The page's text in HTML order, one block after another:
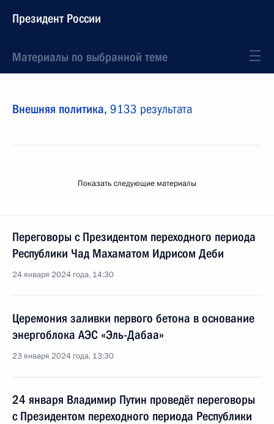
Президент России
Материалы по выбранной теме
Внешняя политика, 9133 результата
Показать следующие материалы
Переговоры с Президентом переходного периода
Республики Чад Махаматом Идрисом Деби
24 января 2024 года, 14:30
Церемония заливки первого бетона в основание
энергоблока АЭС «Эль-Дабаа»
23 января 2024 года, 13:30
24 января Владимир Путин проведёт переговоры
с Президентом переходного периода Республики